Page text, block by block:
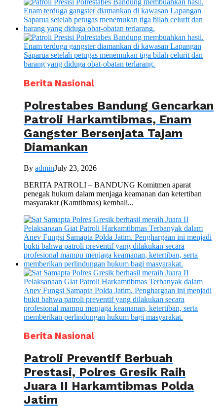
Berita Nasional
Polrestabes Bandung Gencarkan
Patroli Harkamtibmas, Enam
Gangster Bersenjata Tajam
Diamankan
By adminJuly 23, 2026
BERITA PATROLI – BANDUNG Komitmen aparat
penegak hukum dalam menjaga keamanan dan ketertiban
masyarakat (Kamtibmas) kembali...
Berita Nasional
Patroli Preventif Berbuah
Prestasi, Polres Gresik Raih
Juara II Harkamtibmas Polda
Jatim